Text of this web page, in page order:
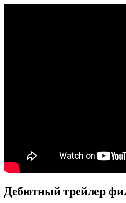
Дебютный трейлер